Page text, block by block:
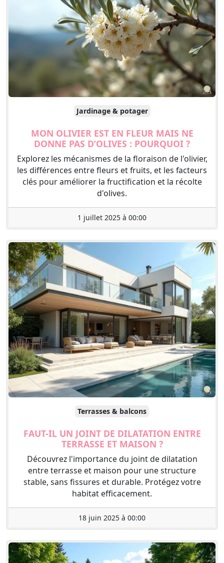
Jardinage & potager
MON OLIVIER EST EN FLEUR MAIS NE
DONNE PAS D’OLIVES : POURQUOI ?
Explorez les mécanismes de la floraison de l'olivier,
les différences entre fleurs et fruits, et les facteurs
clés pour améliorer la fructification et la récolte
d'olives.
1 juillet 2025 à 00:00
Terrasses & balcons
FAUT-IL UN JOINT DE DILATATION ENTRE
TERRASSE ET MAISON ?
Découvrez l'importance du joint de dilatation
entre terrasse et maison pour une structure
stable, sans fissures et durable. Protégez votre
habitat efficacement.
18 juin 2025 à 00:00